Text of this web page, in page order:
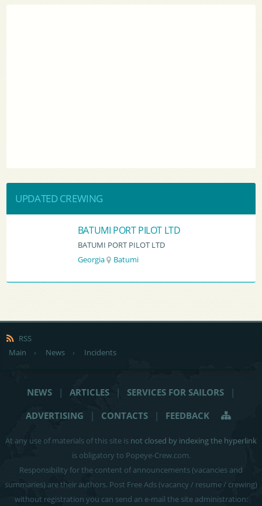
UPDATED CREWING
BATUMI PORT PILOT LTD
BATUMI PORT PILOT LTD
Georgia
Batumi
RSS
Main
› News › Incidents
NEWS | ARTICLES | SERVICES FOR SAILORS
|
ADVERTISING
| CONTACTS | FEEDBACK
At any use of materials of this site is not closed by indexing the hyperlink
is obligatory to Popeye-Crew.com.
Responsibility for the content of announcements (vacancies and
summaries) are their authors. Post Free Ads (vacancy / resume / crewing)
without registration you can send an e-mail the site administration: